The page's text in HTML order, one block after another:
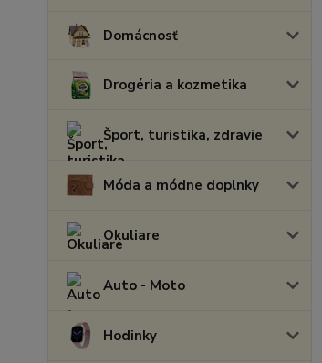
Domácnosť
Drogéria a kozmetika
Šport, turistika, zdravie
Móda a módne doplnky
Okuliare
Auto - Moto
Hodinky